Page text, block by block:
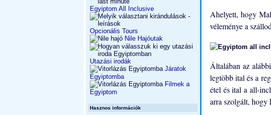
Egyiptom All Inclusive
Opcionális Tours
Nile Hajóutak
Utazási irodák
Járatok
Egyiptomba
Filmek a
Egyiptom
Hasznos információk
Ahelyett, hogy
véleménye a
Általában az
legtöbb ital és a
étel és ital a all-
arra szolgált, hogy